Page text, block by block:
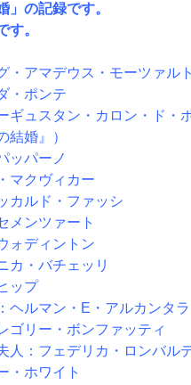
」の記録です。
す。
・アマデウス・モーツァルト
・ポンテ
ギュスタン・カロン・ド・
結婚』）
ッパーノ
マクヴィカー
カルド・ファッシ
メンツァート
ォディントン
カ・バチェッリ
ップ
ヘルマン・E・アルカンタラ
ゴリー・ボンファッティ
人：フェデリカ・ロンバル
・ホワイト